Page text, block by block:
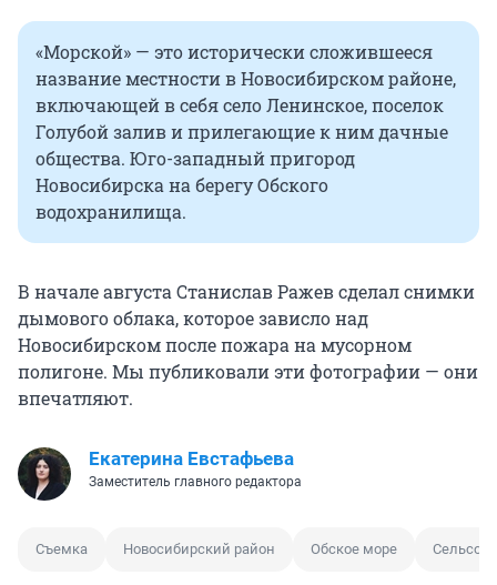
«Морской» — это исторически сложившееся
название местности в Новосибирском районе,
включающей в себя село Ленинское, поселок
Голубой залив и прилегающие к ним дачные
общества. Юго-западный пригород
Новосибирска на берегу Обского
водохранилища.
В начале августа Станислав Ражев сделал снимки
дымового облака, которое зависло над
Новосибирском после пожара на мусорном
полигоне. Мы публиковали эти фотографии — они
впечатляют.
Екатерина Евстафьева
Заместитель главного редактора
Съемка Новосибирский район Обское море